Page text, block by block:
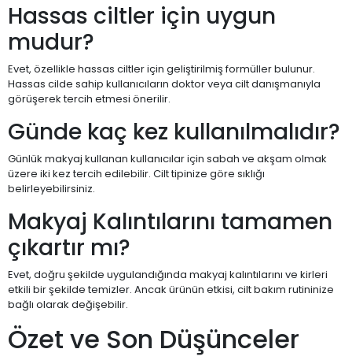
Hassas ciltler için uygun
mudur?
Evet, özellikle hassas ciltler için geliştirilmiş formüller bulunur.
Hassas cilde sahip kullanıcıların doktor veya cilt danışmanıyla
görüşerek tercih etmesi önerilir.
Günde kaç kez kullanılmalıdır?
Günlük makyaj kullanan kullanıcılar için sabah ve akşam olmak
üzere iki kez tercih edilebilir. Cilt tipinize göre sıklığı
belirleyebilirsiniz.
Makyaj Kalıntılarını tamamen
çıkartır mı?
Evet, doğru şekilde uygulandığında makyaj kalıntılarını ve kirleri
etkili bir şekilde temizler. Ancak ürünün etkisi, cilt bakım rutininize
bağlı olarak değişebilir.
Özet ve Son Düşünceler